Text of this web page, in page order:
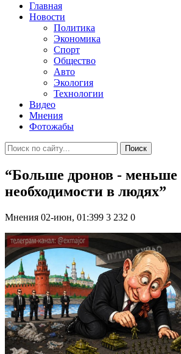
Главная
Новости
Политика
Экономика
Спорт
Общество
Авто
Экология
Технологии
Видео
Мнения
Фотожабы
Поиск
“Больше дронов - меньше
необходимости в людях”
Мнения 02-июн, 01:399 3 232 0